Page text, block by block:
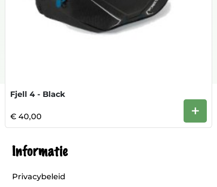
Fjell 4 - Black
€ 40,00 +
Informatie
Privacybeleid